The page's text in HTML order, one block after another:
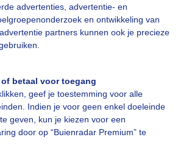
advertenties, advertentie- en
en ontwikkeling van
partners kunnen ook je precieze
betaal voor toegang
geef je toestemming voor alle
Indien je voor geen enkel doeleinde
geven, kun je kiezen voor een
door op “Buienradar Premium” te